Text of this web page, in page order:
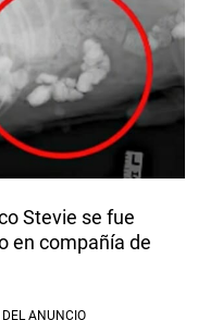
Stevie se fue
en compañía de